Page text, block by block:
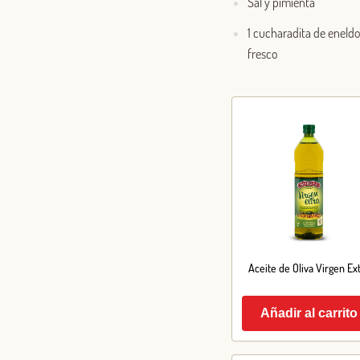
1 cucharadita de eneldo
fresco
Aceite de Oliva Virgen
Añadir al carrito